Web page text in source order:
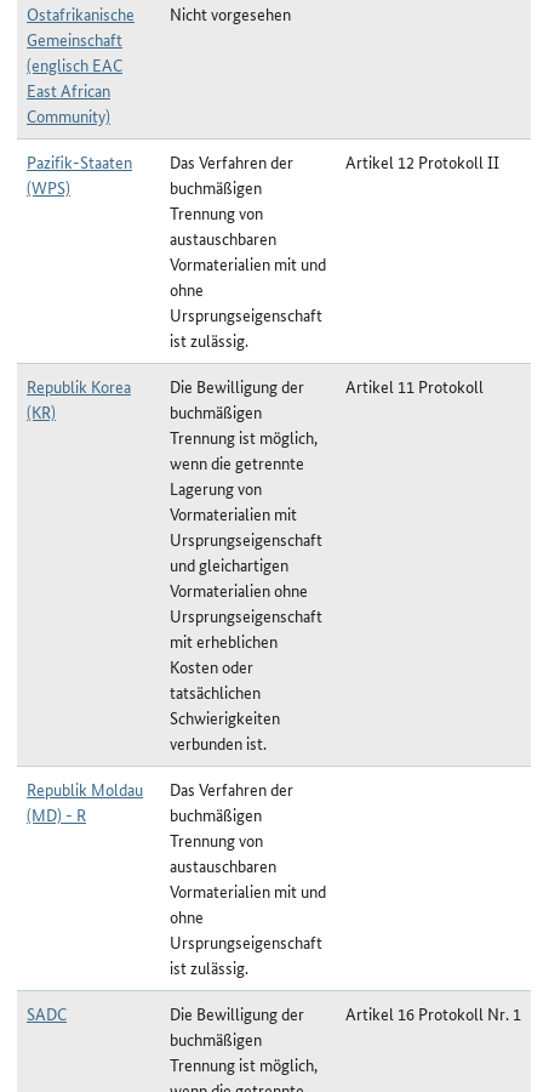
Ostafrikanische
Gemeinschaft
(englisch EAC
East African
Community)
Nicht vorgesehen
Pazifik-Staaten
(WPS)
Das Verfahren der
buchmäßigen
Trennung von
austauschbaren
Vormaterialien mit und
ohne
Ursprungseigenschaft
ist zulässig.
Artikel 12 Protokoll II
Republik Korea
(KR)
Die Bewilligung der
buchmäßigen
Trennung ist möglich,
wenn die getrennte
Lagerung von
Vormaterialien mit
Ursprungseigenschaft
und gleichartigen
Vormaterialien ohne
Ursprungseigenschaft
mit erheblichen
Kosten oder
tatsächlichen
Schwierigkeiten
verbunden ist.
Artikel 11 Protokoll
Republik Moldau
(MD) - R
Das Verfahren der
buchmäßigen
Trennung von
austauschbaren
Vormaterialien mit und
ohne
Ursprungseigenschaft
ist zulässig.
SADC
Die Bewilligung der
buchmäßigen
Trennung ist möglich,
Artikel 16 Protokoll Nr. 1